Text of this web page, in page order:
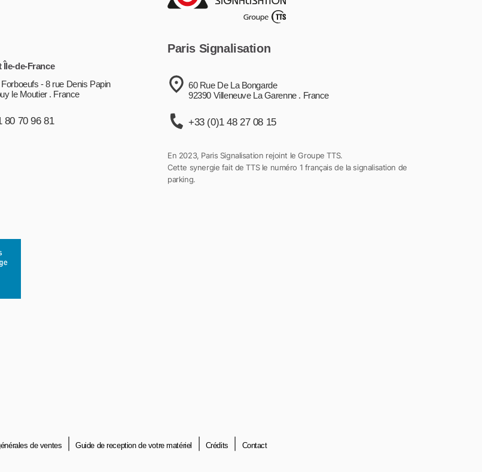
Île-de-France
- 8 rue Denis Papin
le Moutier . France
80 70 96 81
Paris Signalisation
60 Rue De La Bongarde
92390 Villeneuve La Garenne . France
+33 (0)1 48 27 08 15
En 2023, Paris Signalisation rejoint le Groupe TTS.
Cette synergie fait de TTS le numéro 1 français de la signalisation de
parking.
de ventes Guide de reception de votre matériel Crédits Contact